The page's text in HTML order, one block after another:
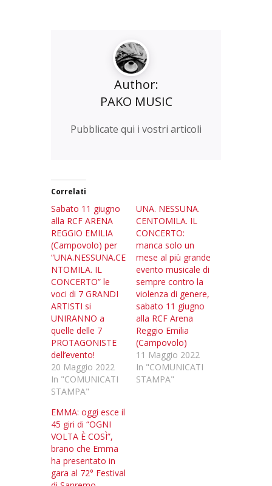
Author:
PAKO MUSIC
Pubblicate qui i vostri articoli
Correlati
Sabato 11 giugno
alla RCF ARENA
REGGIO EMILIA
(Campovolo) per
“UNA.NESSUNA.CE
NTOMILA. IL
CONCERTO” le
voci di 7 GRANDI
ARTISTI si
UNIRANNO a
quelle delle 7
PROTAGONISTE
dell’evento!
20 Maggio 2022
In "COMUNICATI
STAMPA"
UNA. NESSUNA.
CENTOMILA. IL
CONCERTO:
manca solo un
mese al più grande
evento musicale di
sempre contro la
violenza di genere,
sabato 11 giugno
alla RCF Arena
Reggio Emilia
(Campovolo)
11 Maggio 2022
In "COMUNICATI
STAMPA"
EMMA: oggi esce il
45 giri di “OGNI
VOLTA È COSÌ”,
brano che Emma
ha presentato in
gara al 72° Festival